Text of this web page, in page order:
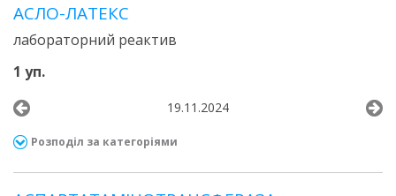
АСЛО-ЛАТЕКС
лабораторний реактив
1 уп.
19.11.2024
Розподіл за категоріями